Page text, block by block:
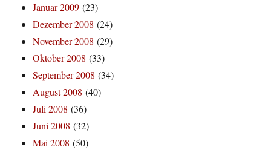
Januar 2009 (23)
Dezember 2008 (24)
November 2008 (29)
Oktober 2008 (33)
September 2008 (34)
August 2008 (40)
Juli 2008 (36)
Juni 2008 (32)
Mai 2008 (50)